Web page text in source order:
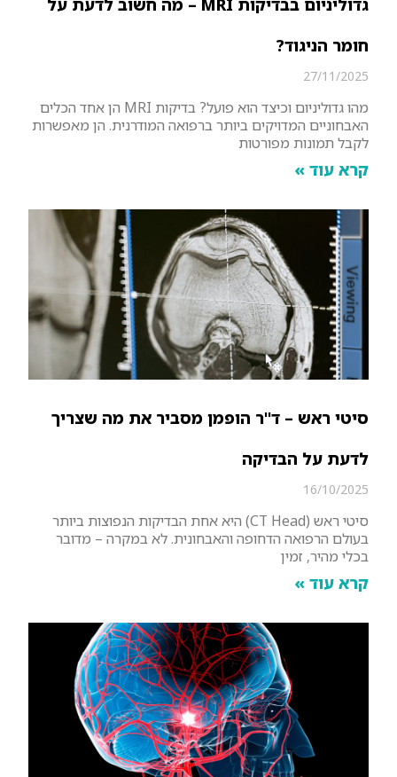
גדוליניום בבדיקות MRI – מה חשוב לדעת על
חומר הניגוד?
27/11/2025
מהו גדוליניום וכיצד הוא פועל? בדיקות MRI הן אחד הכלים
האבחוניים המדויקים ביותר ברפואה המודרנית. הן מאפשרות
לקבל תמונות מפורטות
קרא עוד »
סיטי ראש – ד"ר הופמן מסביר את מה שצריך
לדעת על הבדיקה
16/10/2025
סיטי ראש (CT Head) היא אחת הבדיקות הנפוצות ביותר
בעולם הרפואה הדחופה והאבחונית. לא במקרה – מדובר
בכלי מהיר, זמין
קרא עוד »